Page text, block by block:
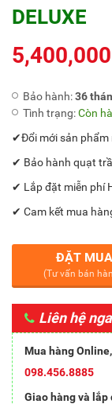
DELUXE
Bảo hành:36
Tình trạng:Còn
✔Đổi mới sản phẩm
✔ Bảo hành quạt
✔ Lắp đặt miễn phí
✔ Cam kết mua
ĐẶT
(Tư vấn bán
Liên hệ
Mua hàng
098.456.8885
Giao hàng và